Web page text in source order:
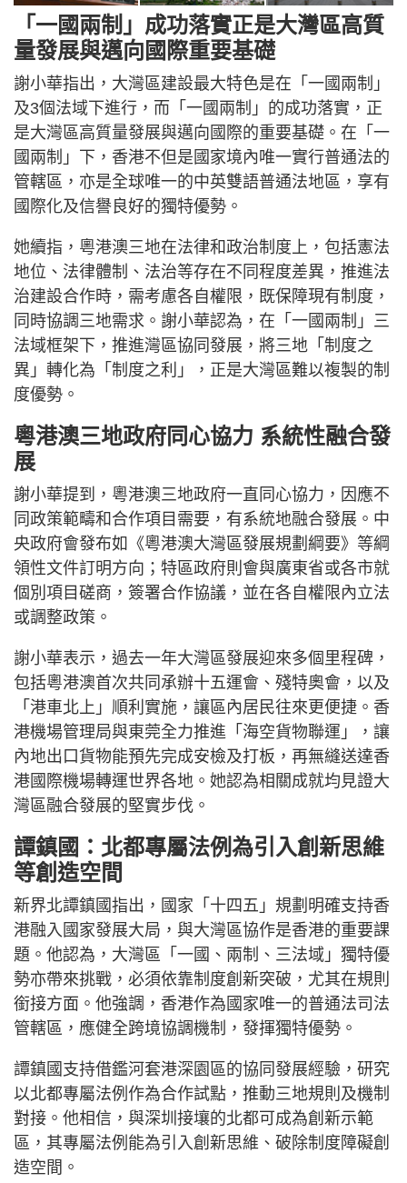
「一國兩制」成功落實正是大灣區高質
量發展與邁向國際重要基礎
謝小華指出，大灣區建設最大特色是在「一國兩制」
及3個法域下進行，而「一國兩制」的成功落實，正
是大灣區高質量發展與邁向國際的重要基礎。在「一
國兩制」下，香港不但是國家境內唯一實行普通法的
管轄區，亦是全球唯一的中英雙語普通法地區，享有
國際化及信譽良好的獨特優勢。
她續指，粵港澳三地在法律和政治制度上，包括憲法
地位、法律體制、法治等存在不同程度差異，推進法
治建設合作時，需考慮各自權限，既保障現有制度，
同時協調三地需求。謝小華認為，在「一國兩制」三
法域框架下，推進灣區協同發展，將三地「制度之
異」轉化為「制度之利」，正是大灣區難以複製的制
度優勢。
粵港澳三地政府同心協力 系統性融合發
展
謝小華提到，粵港澳三地政府一直同心協力，因應不
同政策範疇和合作項目需要，有系統地融合發展。中
央政府會發布如《粵港澳大灣區發展規劃綱要》等綱
領性文件訂明方向；特區政府則會與廣東省或各市就
個別項目磋商，簽署合作協議，並在各自權限內立法
或調整政策。
謝小華表示，過去一年大灣區發展迎來多個里程碑，
包括粵港澳首次共同承辦十五運會、殘特奧會，以及
「港車北上」順利實施，讓區內居民往來更便捷。香
港機場管理局與東莞全力推進「海空貨物聯運」，讓
內地出口貨物能預先完成安檢及打板，再無縫送達香
港國際機場轉運世界各地。她認為相關成就均見證大
灣區融合發展的堅實步伐。
譚鎮國：北都專屬法例為引入創新思維
等創造空間
新界北譚鎮國指出，國家「十四五」規劃明確支持香
港融入國家發展大局，與大灣區協作是香港的重要課
題。他認為，大灣區「一國、兩制、三法域」獨特優
勢亦帶來挑戰，必須依靠制度創新突破，尤其在規則
銜接方面。他強調，香港作為國家唯一的普通法司法
管轄區，應健全跨境協調機制，發揮獨特優勢。
譚鎮國支持借鑑河套港深園區的協同發展經驗，研究
以北都專屬法例作為合作試點，推動三地規則及機制
對接。他相信，與深圳接壤的北都可成為創新示範
區，其專屬法例能為引入創新思維、破除制度障礙創
造空間。